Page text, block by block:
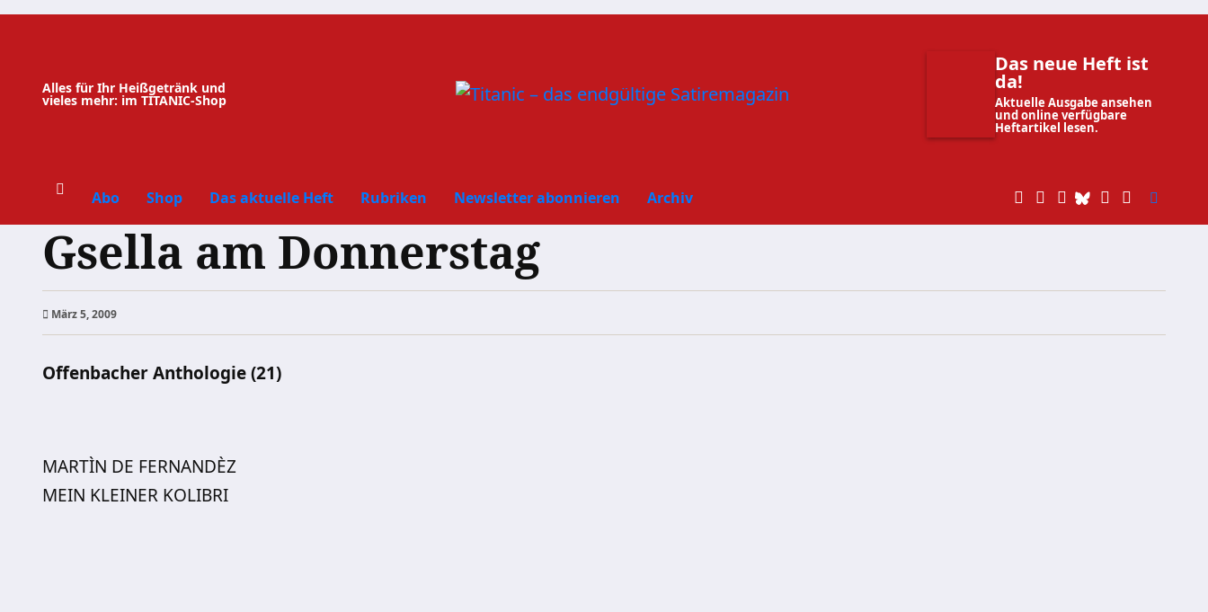
Zum
Alles für Ihr Heißgetränk und
vieles mehr: im TITANIC-Shop
Das neue Heft ist
da!
Aktuelle Ausgabe ansehen
und online verfügbare
Heftartikel lesen.
Abo Shop Das aktuelle Heft Rubriken Newsletter abonnieren Archiv
Gsella am Donnerstag
März 5, 2009
Offenbacher Anthologie (21)
MARTÌN DE FERNANDÈZ
MEIN KLEINER KOLIBRI